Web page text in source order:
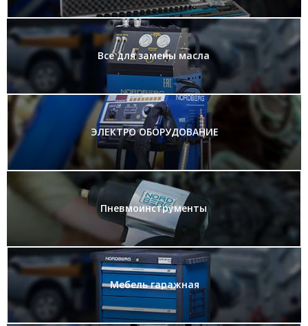
Все для замены масла
ЭЛЕКТРО ОБОРУДОВАНИЕ
Пневмоинструменты
Мебель гаражная